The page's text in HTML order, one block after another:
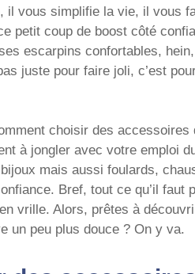
il vous simplifie la vie, il vous
petit coup de boost côté
escarpins confortables,
juste pour faire joli, c’est
choisir des
à jongler avec votre emploi
mais aussi foulards,
Bref, tout ce qu’il
vrille. Alors, prêtes à
un peu plus douce ? On y va.